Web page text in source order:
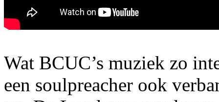
Wat BCUC’s muziek zo
een soulpreacher ook